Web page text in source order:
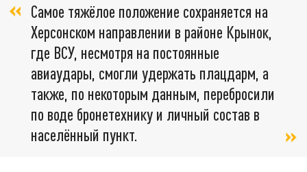
Самое тяжёлое положение сохраняется на
Херсонском направлении в районе Крынок,
где ВСУ, несмотря на постоянные
авиаудары, смогли удержать плацдарм, а
также, по некоторым данным, перебросили
по воде бронетехнику и личный состав в
населённый пункт.